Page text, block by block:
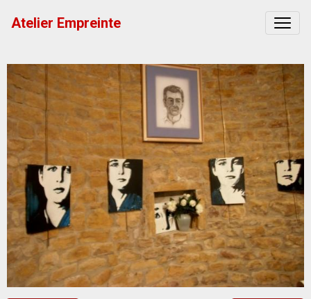
Atelier Empreinte